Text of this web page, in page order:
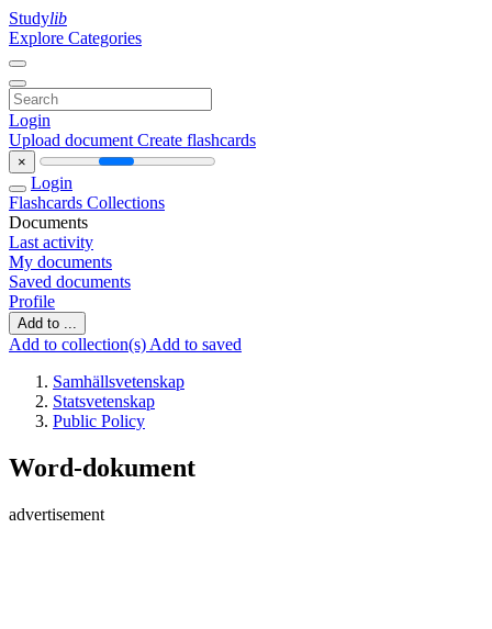
Studylib
Explore Categories
Login
Upload document Create flashcards
×
Login
Flashcards Collections
Documents
Last activity
My documents
Saved documents
Profile
Add to ...
Add to collection(s) Add to saved
Samhällsvetenskap
Statsvetenskap
Public Policy
Word-dokument
advertisement